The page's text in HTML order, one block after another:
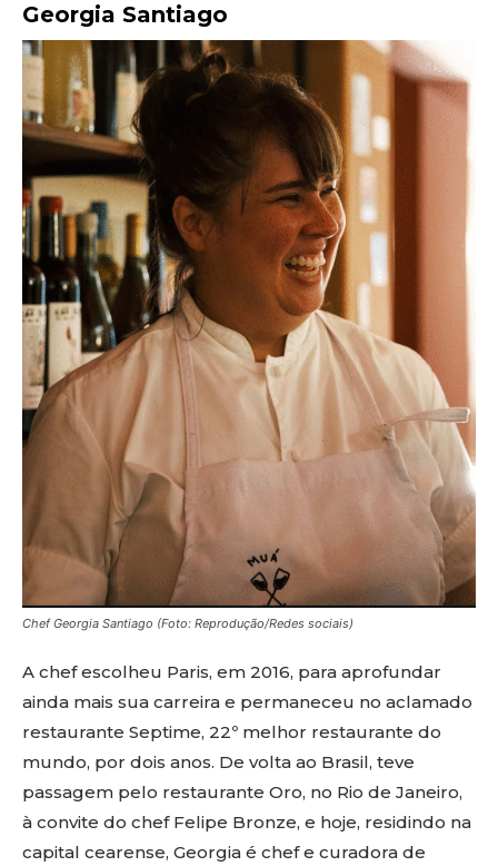
Georgia Santiago
Chef Georgia Santiago (Foto: Reprodução/Redes sociais)
A chef escolheu Paris, em 2016, para aprofundar
ainda mais sua carreira e permaneceu no aclamado
restaurante Septime, 22º melhor restaurante do
mundo, por dois anos. De volta ao Brasil, teve
passagem pelo restaurante Oro, no Rio de Janeiro,
à convite do chef Felipe Bronze, e hoje, residindo na
capital cearense, Georgia é chef e curadora de